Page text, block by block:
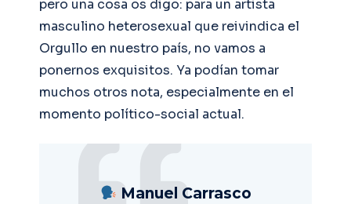
pero una cosa os digo: para un artista
masculino heterosexual que reivindica el
Orgullo en nuestro país, no vamos a
ponernos exquisitos. Ya podían tomar
muchos otros nota, especialmente en el
momento político-social actual.
Manuel Carrasco